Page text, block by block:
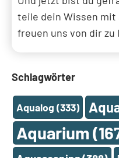
teile dein Wissen mit
freuen uns von dir zu
Schlagwörter
Aqualog (333)
Aquarium